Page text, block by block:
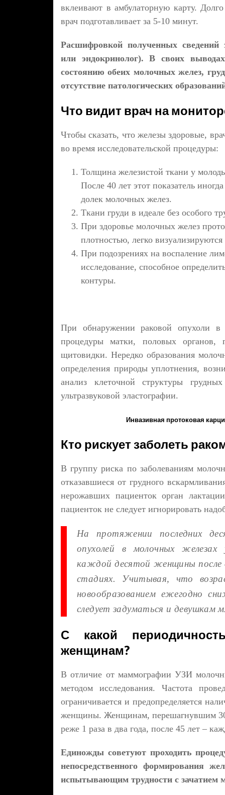
вклеивают в амбулаторную карту.
врач подготавливает за 5-10 минут.
Расшифровкой полученных сведений
или эндокринолог). В своих
состоянию обеих молочных желез,
отсутствие патологических
Что видит врач на
Чтобы сказать, что железы здоровые,
во время исследовательской процедуры:
Толщина железистой ткани у
После 40 лет этот показатель
долек молочных желез.
Ткани груди в идеале без особого
При здоровье молочных желез
плотностью, легко
При подозрениях на воспаление
исследование, способное
контуры.
При обнаружении раковой опухоли в
процедуры матки, половых
щитовидки. Нередко образования
определения природы уплотнения,
анализ клеточной структуры
ультразвуковой эластографии.
Инвазивная протоковая
Кто рискует заболеть
В группу риска по заболеваниям
отказавшиеся от грудного
нерожавших пациенток орган
пациенток не следует игнорировать
На протяжении последних
опухолей в молочных железах
каждой десятой женщины после
стадиях. Учитывая, что
новообразованием ежегодно
следует задуматься и девушкам
С какой
женщинам?
В отличие от маммографии УЗИ
методом исследования. Частота
ограничивается и предопределяется
женщины. Женщинам, перешагнувшим
реже 1 раза в два года, после 45 лет –
Единожды советуют проходить
непосредственного формирования
испытывающим трудности с зачатием